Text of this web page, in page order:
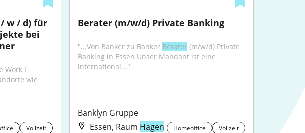
/ w / d) für
bei
Work I
wie
Vollzeit
Berater (m/w/d) Private Banking
"...Von Banker zu Banker Berater (m/w/d) Private
Banking in Essen Unser Mandant ist eine
international..."
Banklyn Gruppe
Essen, Raum Hagen Homeoffice Vollzeit